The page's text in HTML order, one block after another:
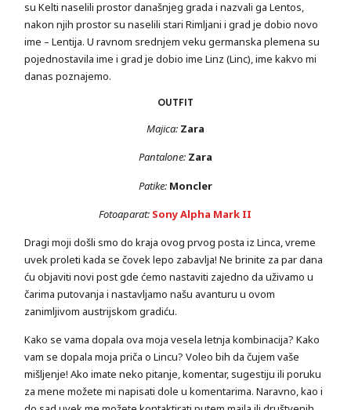
su Kelti naselili prostor današnjeg grada i nazvali ga Lentos,
nakon njih prostor su naselili stari Rimljani i grad je dobio novo
ime – Lentija. U ravnom srednjem veku germanska plemena su
pojednostavila ime i grad je dobio ime Linz (Linc), ime kakvo mi
danas poznajemo.
OUTFIT
Majica: Zara
Pantalone: Zara
Patike: Moncler
Fotoaparat: Sony Alpha Mark II
Dragi moji došli smo do kraja ovog prvog posta iz Linca, vreme
uvek proleti kada se čovek lepo zabavlja! Ne brinite za par dana
ću objaviti novi post gde ćemo nastaviti zajedno da uživamo u
čarima putovanja i nastavljamo našu avanturu u ovom
zanimljivom austrijskom gradiću.
Kako se vama dopala ova moja vesela letnja kombinacija? Kako
vam se dopala moja priča o Lincu? Voleo bih da čujem vaše
mišljenje! Ako imate neko pitanje, komentar, sugestiju ili poruku
za mene možete mi napisati dole u komentarima. Naravno, kao i